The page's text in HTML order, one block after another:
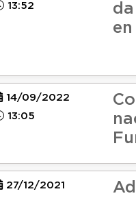
13:52
14/09/2022
13:05
27/12/2021